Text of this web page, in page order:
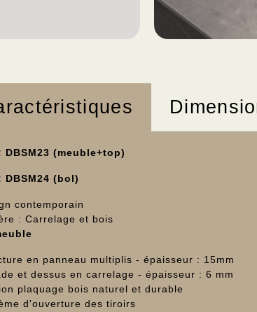
DBSM23 (meuble+top)
DBSM24 (bol)
contemporain
: Carrelage et bois
en panneau multiplis - épaisseur : 15mm
et dessus en carrelage - épaisseur : 6 mm
plaquage bois naturel et durable
d'ouverture des tiroirs